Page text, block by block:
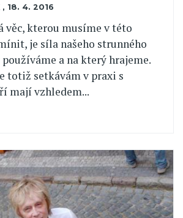
, 18. 4. 2016
věc, kterou musíme v této
je síla našeho strunného
a na který hrajeme.
totiž setkávám v praxi s
mají vzhledem...